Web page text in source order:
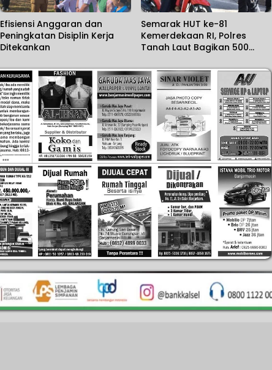
Efisiensi Anggaran dan
Peningkatan Disiplin Kerja
Ditekankan
Semarak HUT ke-81
Kemerdekaan RI, Polres
Tanah Laut Bagikan 500
Warga